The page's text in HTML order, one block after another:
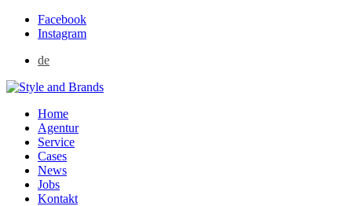
Facebook
Instagram
de
Home
Agentur
Service
Cases
News
Jobs
Kontakt